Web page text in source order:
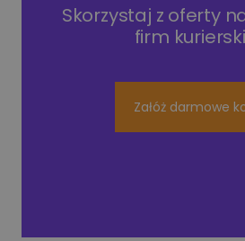
Skorzystaj z oferty
firm
Załóż darmowe